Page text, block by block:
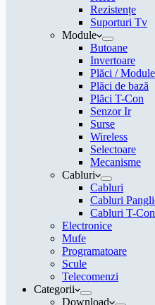
Rezistențe
Suporturi Tv
Module
Butoane
Invertoare
Plăci / Module
Plăci de bază
Plăci T-Con
Senzor Ir
Surse
Wireless
Selectoare
Mecanisme
Cabluri
Cabluri
Cabluri
Cabluri T-Con
Electronice
Mufe
Programatoare
Scule
Telecomenzi
Categorii
Download